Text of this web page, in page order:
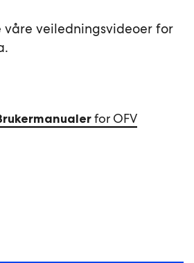
veiledningsvideoer for
for OFV